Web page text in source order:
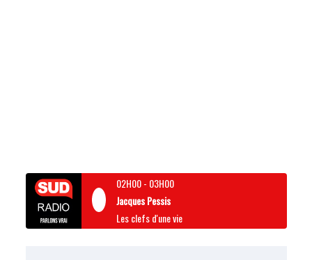
02H00- 03H00
Jacques Pessis
Les clefs d'une vie